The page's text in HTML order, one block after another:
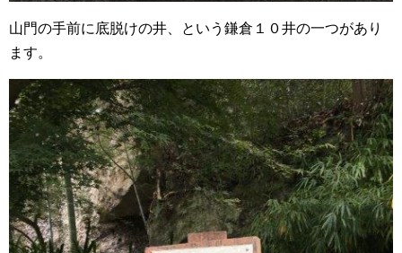
山門の手前に底脱けの井、という鎌倉１０井の一つがあり
ます。